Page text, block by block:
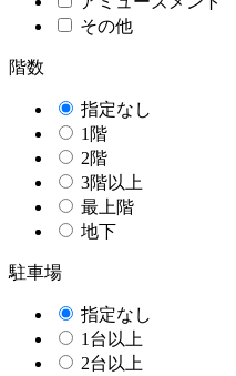
その他
階数
指定なし
1階
2階
3階以上
最上階
地下
駐車場
指定なし
1台以上
2台以上